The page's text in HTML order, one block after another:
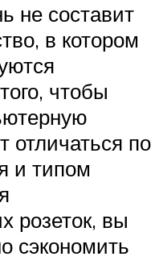
не составит
в котором
чтобы
отличаться по
и типом
розеток, вы
сэкономить